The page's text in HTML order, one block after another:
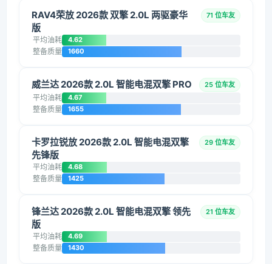
RAV4荣放 2026款 双擎 2.0L 两驱豪华
版
71 位车友
平均油耗 4.62
整备质量 1660
威兰达 2026款 2.0L 智能电混双擎 PRO 25 位车友
平均油耗 4.67
整备质量 1655
卡罗拉锐放 2026款 2.0L 智能电混双擎
先锋版
29 位车友
平均油耗 4.68
整备质量 1425
锋兰达 2026款 2.0L 智能电混双擎 领先
版
21 位车友
平均油耗 4.69
整备质量 1430